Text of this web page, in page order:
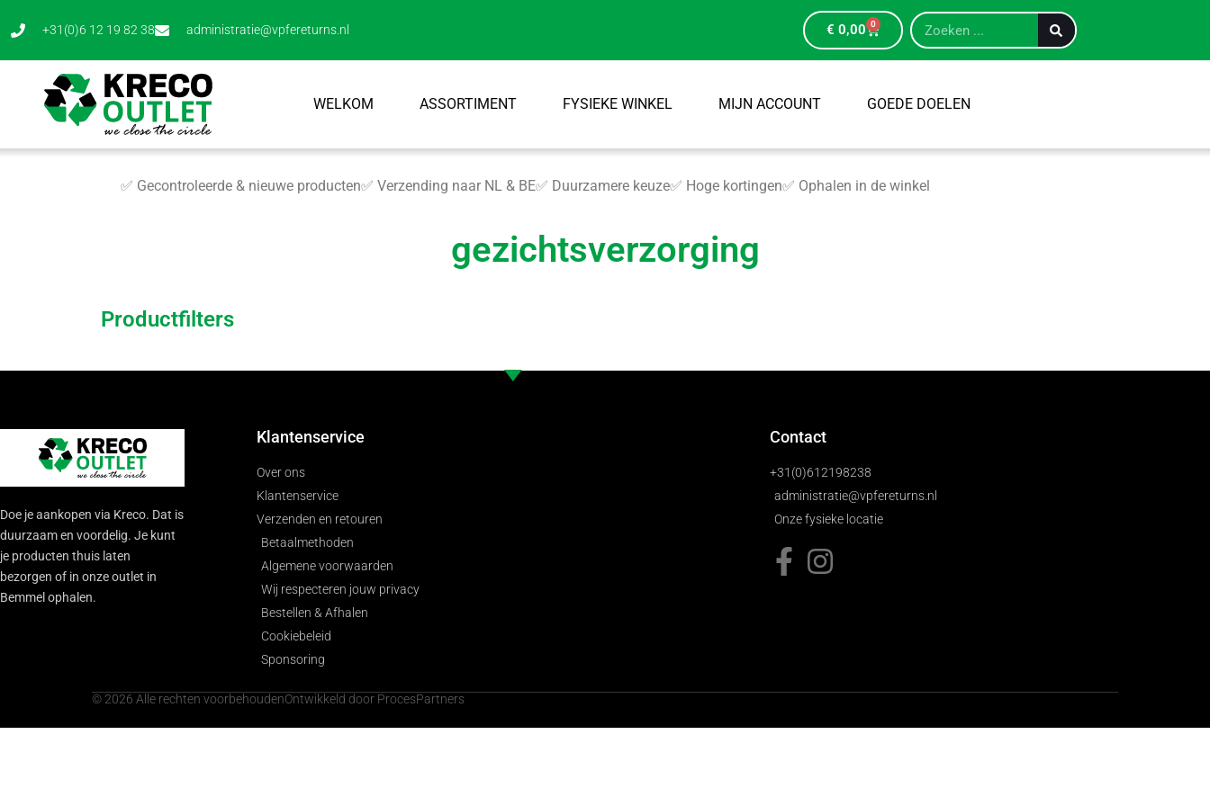
+31(0)6 12 19 82 38 administratie@vpfereturns.nl € 0,00 0
WELKOM ASSORTIMENT FYSIEKE WINKEL MIJN ACCOUNT GOEDE DOELEN
✅ Gecontroleerde & nieuwe producten✅ Verzending naar NL & BE✅ Duurzamere keuze✅ Hoge kortingen✅ Ophalen in de winkel
gezichtsverzorging
Productfilters
Doe je aankopen via Kreco. Dat is
duurzaam en voordelig. Je kunt
je producten thuis laten
bezorgen of in onze outlet in
Bemmel ophalen.
Klantenservice
Over ons
Klantenservice
Verzenden en retouren
Betaalmethoden
Algemene voorwaarden
Wij respecteren jouw privacy
Bestellen & Afhalen
Cookiebeleid
Sponsoring
Contact
+31(0)612198238
administratie@vpfereturns.nl
Onze fysieke locatie
© 2026 Alle rechten voorbehoudenOntwikkeld door ProcesPartners